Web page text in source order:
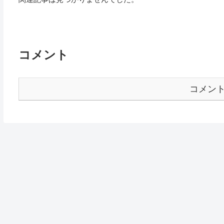
コメント
コメン